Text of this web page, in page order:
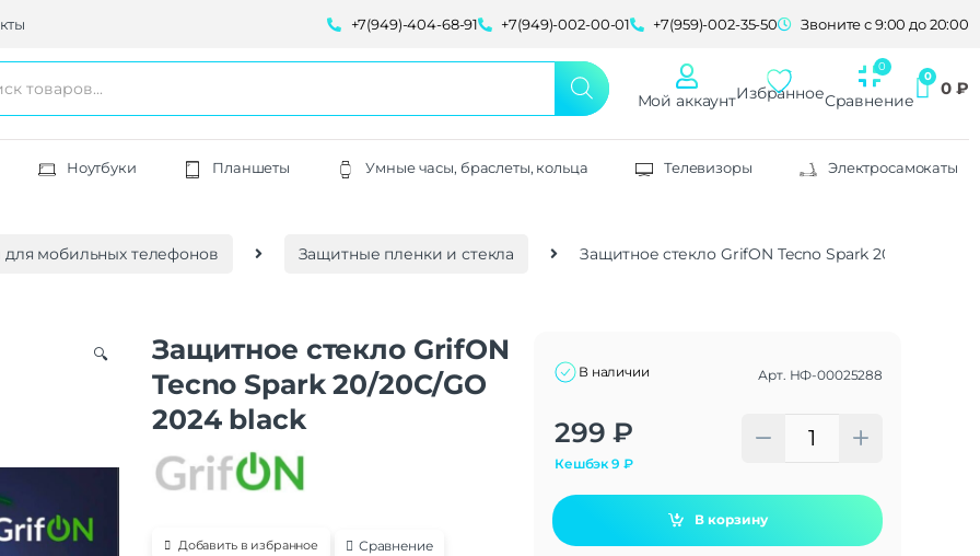
+7(949)-404-68-91 +7(949)-002-00-01 +7(959)-002-35-50 Звоните с 9:00 до 20:00
Мой аккаунтИзбранноеСравнение
0 ₽
Ноутбуки Планшеты Умные часы, браслеты, кольца Телевизоры Электросамокаты
для мобильных телефонов Защитные пленки и стекла Защитнoe cтекло GrifON Tecno Spark 20/20C/GO
🔍
Защитнoe cтекло GrifON
Tecno Spark 20/20C/GO
2024 black
Добавить в избранное Сравнение
В наличии Арт. НФ-00025288
299 ₽
Кешбэк9 ₽
В корзину
Alternative: